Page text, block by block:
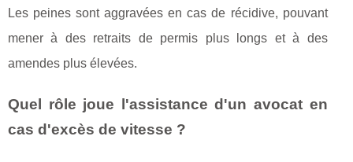
Les peines sont aggravées en cas de récidive, pouvant
mener à des retraits de permis plus longs et à des
amendes plus élevées.
Quel rôle joue l'assistance d'un avocat en
cas d'excès de vitesse ?